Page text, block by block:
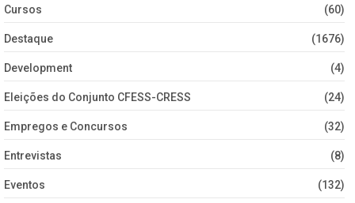
Cursos (60)
Destaque (1676)
Development (4)
Eleições do Conjunto CFESS-CRESS (24)
Empregos e Concursos (32)
Entrevistas (8)
Eventos (132)